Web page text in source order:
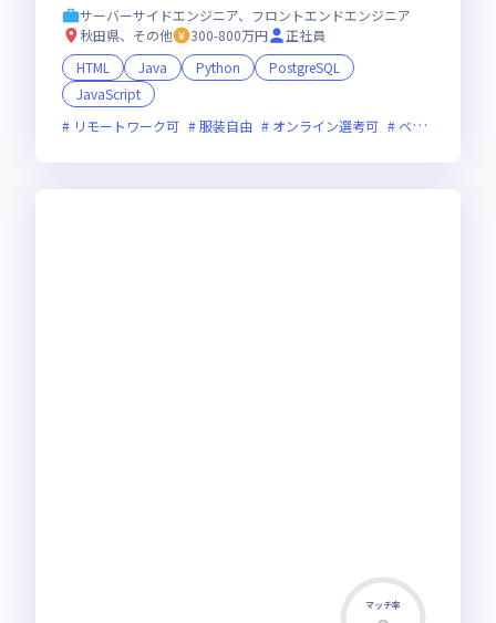
サーバーサイドエンジニア、フロントエンドエンジニア
秋田県、その他
300-800万円
正社員
HTML
Java Python
PostgreSQL
JavaScript
リモートワーク可
服装自由 オンライン選考可 ベンチャー企業
マッチ率